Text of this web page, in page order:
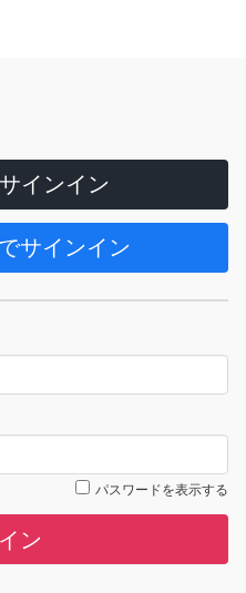
インイン
サインイン
パスワードを表示する
ン